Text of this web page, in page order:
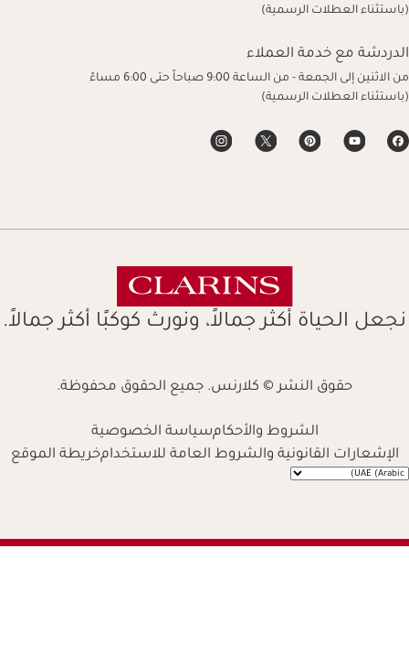
(باستثناء العطلات الرسمية)
الدردشة مع خدمة العملاء
من الاثنين إلى الجمعة - من الساعة 9:00 صباحاً حتى 6:00 مساءً
(باستثناء العطلات الرسمية)
نجعل الحياة أكثر جمالاً، ونورث كوكبًا أكثر جمالاً.
حقوق النشر © كلارنس. جميع الحقوق محفوظة.
الشروط والأحكامسياسة الخصوصية
الإشعارات القانونية والشروط العامة للاستخدامخريطة الموقع
Navigates to